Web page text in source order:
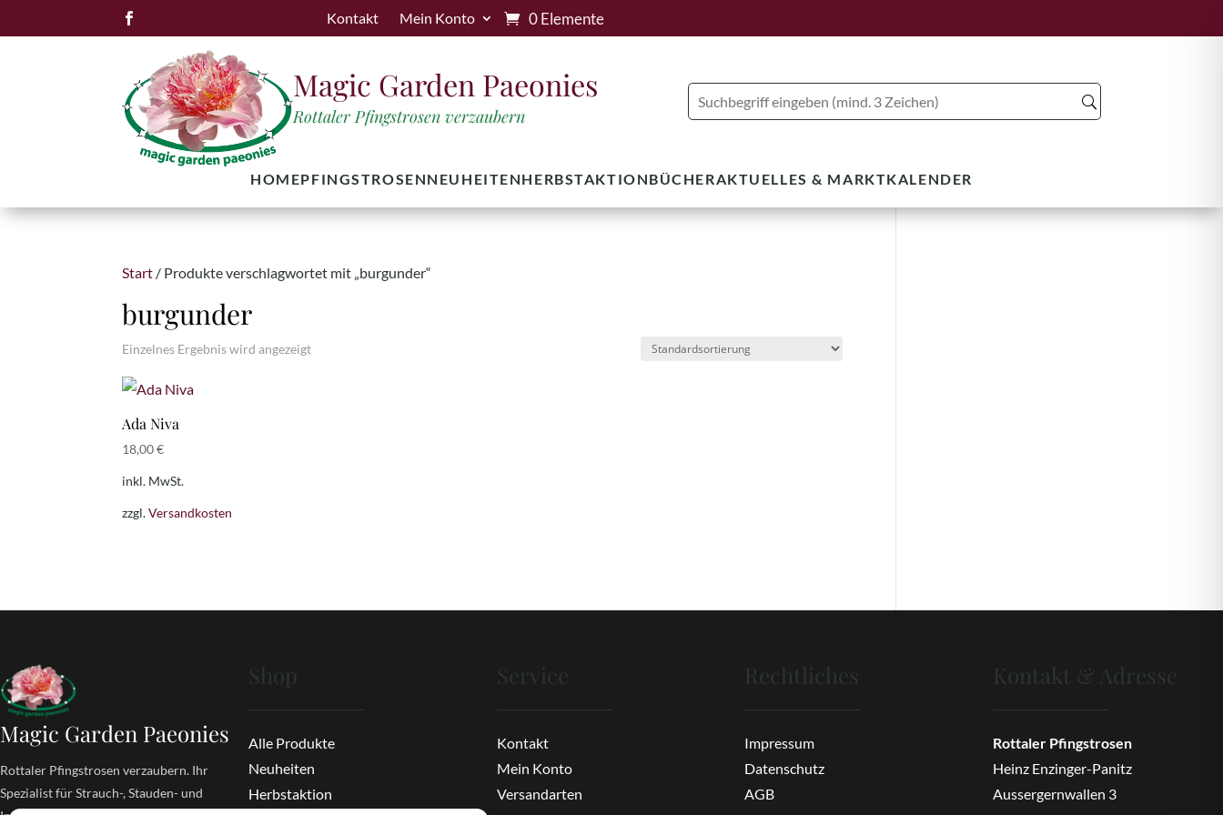
 Kontakt Mein Konto 0 Elemente
Magic Garden Paeonies
Rottaler Pfingstrosen verzaubern
HOMEPFINGSTROSENNEUHEITENHERBSTAKTIONBÜCHERAKTUELLES & MARKTKALENDER
Start / Produkte verschlagwortet mit „burgunder“
burgunder
Einzelnes Ergebnis wird angezeigt
Ada Niva
18,00€
inkl. MwSt.
zzgl.Versandkosten
Magic Garden Paeonies
Rottaler Pfingstrosen verzaubern. Ihr
Spezialist für Strauch-, Stauden- und
Shop
Alle Produkte
Neuheiten
Herbstaktion
Service
Kontakt
Mein Konto
Versandarten
Rechtliches
Impressum
Datenschutz
AGB
Kontakt & Adresse
Rottaler Pfingstrosen
Heinz Enzinger-Panitz
Aussergernwallen 3